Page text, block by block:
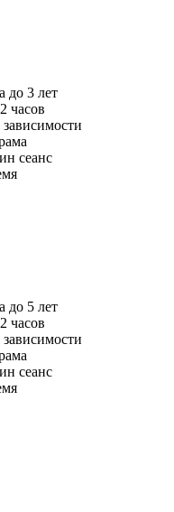
до 3 лет
часов
сеанс
до 5 лет
часов
сеанс